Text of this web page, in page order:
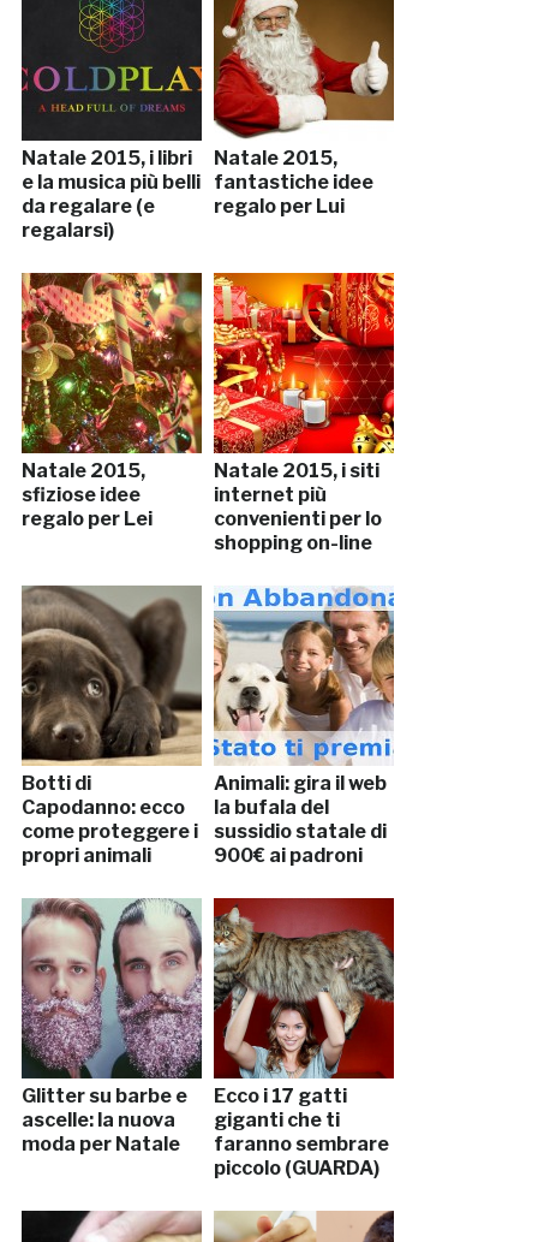
Natale 2015, i libri
e la musica più belli
da regalare (e
regalarsi)
Natale 2015,
fantastiche idee
regalo per Lui
Natale 2015,
sfiziose idee
regalo per Lei
Natale 2015, i siti
internet più
convenienti per lo
shopping on-line
Botti di
Capodanno: ecco
come proteggere i
propri animali
Animali: gira il web
la bufala del
sussidio statale di
900€ ai padroni
Glitter su barbe e
ascelle: la nuova
moda per Natale
Ecco i 17 gatti
giganti che ti
faranno sembrare
piccolo (GUARDA)